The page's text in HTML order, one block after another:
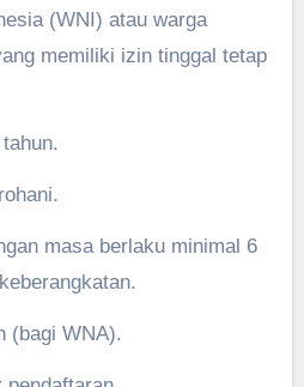
(WNI) atau warga
memiliki izin tinggal tetap
masa berlaku minimal 6
(bagi WNA).